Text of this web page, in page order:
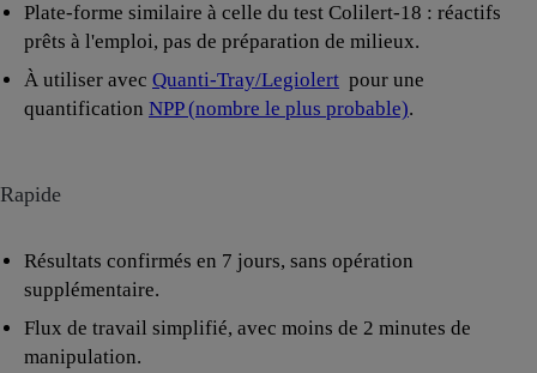
Plate-forme similaire à celle du test Colilert-18 : réactifs
prêts à l'emploi, pas de préparation de milieux.
À utiliser avec Quanti-Tray/Legiolert pour une
quantification NPP (nombre le plus probable).
Rapide
Résultats confirmés en 7 jours, sans opération
supplémentaire.
Flux de travail simplifié, avec moins de 2 minutes de
manipulation.